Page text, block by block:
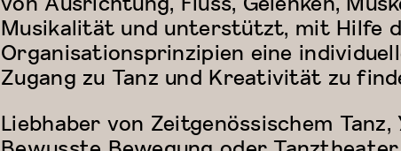
Musikalität und unterstützt, mit Hilfe
Organisationsprinzipien eine
Zugang zu Tanz und Kreativität zu
Liebhaber von Zeitgenössischem Tanz,